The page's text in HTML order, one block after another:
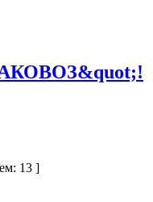
13 ]